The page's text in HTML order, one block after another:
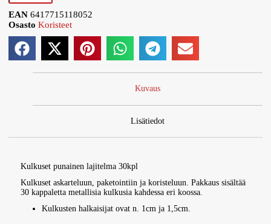
EAN6417715118052
Osasto Koristeet
Kuvaus
Lisätiedot
Kulkuset punainen lajitelma 30kpl
Kulkuset askarteluun, paketointiin ja koristeluun. Pakkaus sisältää
30 kappaletta metallisia kulkusia kahdessa eri koossa.
Kulkusten halkaisijat ovat n. 1cm ja 1,5cm.